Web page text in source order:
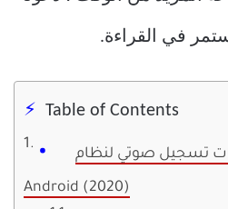
في القراءة.
Table of Contents
تطبيقات تسجيل صوتي لنظام
Android (2020)